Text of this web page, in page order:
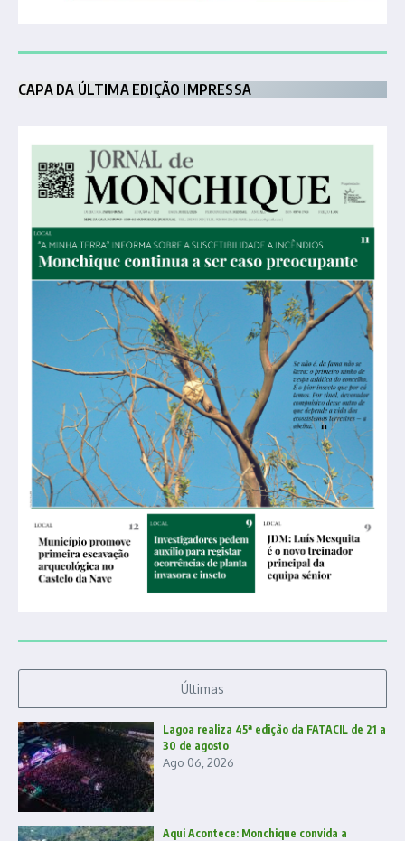
CAPA DA ÚLTIMA EDIÇÃO IMPRESSA
Últimas
Lagoa realiza 45ª edição da FATACIL de 21 a
30 de agosto
Ago 06, 2026
Aqui Acontece: Monchique convida a